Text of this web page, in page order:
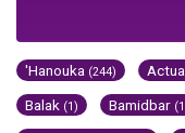
'Hanouka (244)
Balak (1) Bamidbar